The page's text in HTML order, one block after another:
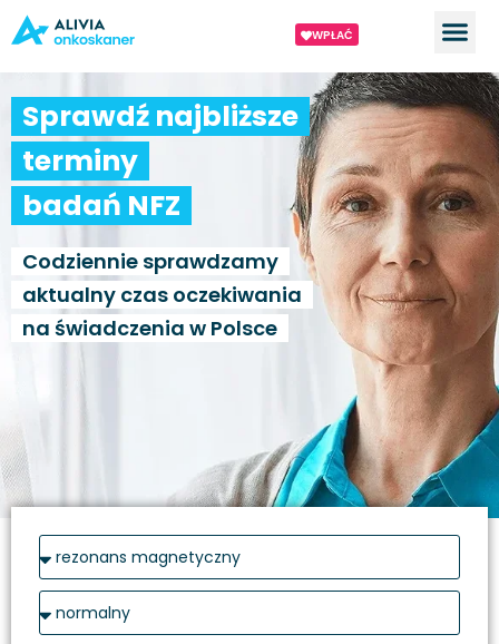
WPŁAĆ
Sprawdź najbliższe
terminy
badań NFZ
Codziennie sprawdzamy
aktualny czas oczekiwania
na świadczenia w Polsce